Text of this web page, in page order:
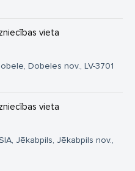
vieta
Dobeles nov., LV-3701
vieta
Jēkabpils, Jēkabpils nov.,